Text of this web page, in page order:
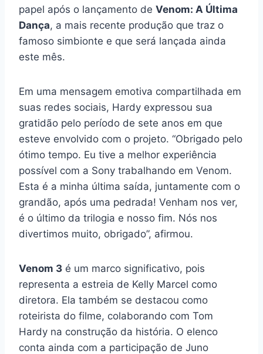
papel após o lançamento de Venom: A Última
Dança, a mais recente produção que traz o
famoso simbionte e que será lançada ainda
este mês.
Em uma mensagem emotiva compartilhada em
suas redes sociais, Hardy expressou sua
gratidão pelo período de sete anos em que
esteve envolvido com o projeto. “Obrigado pelo
ótimo tempo. Eu tive a melhor experiência
possível com a Sony trabalhando em Venom.
Esta é a minha última saída, juntamente com o
grandão, após uma pedrada! Venham nos ver,
é o último da trilogia e nosso fim. Nós nos
divertimos muito, obrigado”, afirmou.
Venom 3 é um marco significativo, pois
representa a estreia de Kelly Marcel como
diretora. Ela também se destacou como
roteirista do filme, colaborando com Tom
Hardy na construção da história. O elenco
conta ainda com a participação de Juno